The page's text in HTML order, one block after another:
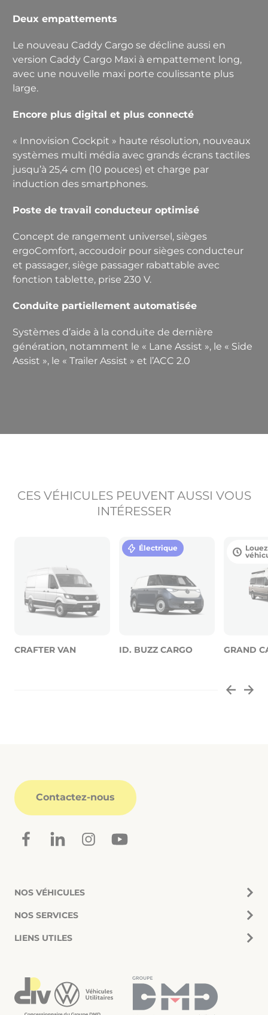
Deux empattements
Le nouveau Caddy Cargo se décline aussi en
version Caddy Cargo Maxi à em­pattement long,
avec une nouvelle maxi porte coulissante plus
large.
Encore plus digital et plus connecté
« Innovision Cockpit » haute résolution, nouveaux
systèmes multi­ média avec grands écrans tactiles
jusqu’à 25,4 cm (10 pouces) et charge par
induction des smartphones.
Poste de travail conducteur optimisé
Concept de rangement universel, sièges
ergoComfort, accou­doir pour sièges conducteur
et passa­ger, siège passager rabattable avec
fonction tablette, prise 230 V.
Conduite partiellement automatisée
Systèmes d’aide à la conduite de dernière
génération, notamment le « Lane Assist », le « Side
Assist », le « Trailer Assist » et l’ACC 2.0
CES VÉHICULES PEUVENT AUSSI VOUS
INTÉRESSER
CRAFTER VAN
Électrique
ID. BUZZ CARGO GRAND
Contactez-nous
NOS VÉHICULES
NOS SERVICES
LIENS UTILES